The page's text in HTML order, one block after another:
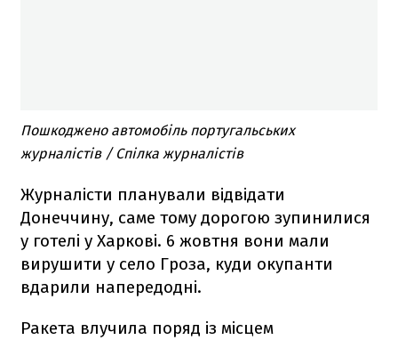
Пошкоджено автомобіль португальських
журналістів / Спілка журналістів
Журналісти планували відвідати
Донеччину, саме тому дорогою зупинилися
у готелі у Харкові. 6 жовтня вони мали
вирушити у село Гроза, куди окупанти
вдарили напередодні.
Ракета влучила поряд із місцем